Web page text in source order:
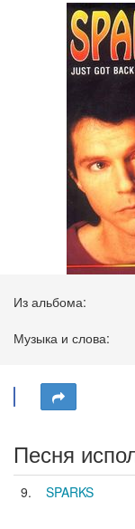
Из альбома:
Музыка и слова:
Песня
9. SPARKS